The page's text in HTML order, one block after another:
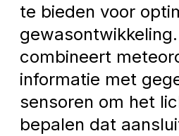
te bieden voor
combineert
informatie met
sensoren om het
bepalen dat